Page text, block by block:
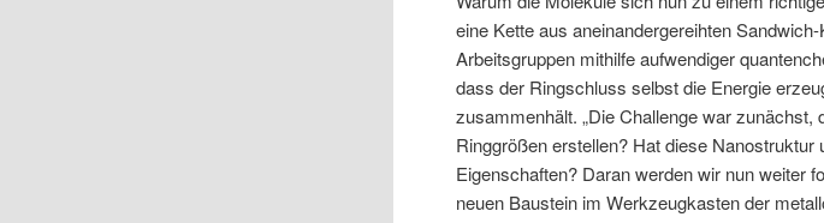
eine Kette aus aneinandergereihten
Arbeitsgruppen mithilfe aufwendiger
dass der Ringschluss selbst die Energie
zusammenhält. „Die Challenge war
Ringgrößen erstellen? Hat diese
Eigenschaften? Daran werden wir nun weiter
neuen Baustein im Werkzeugkasten der